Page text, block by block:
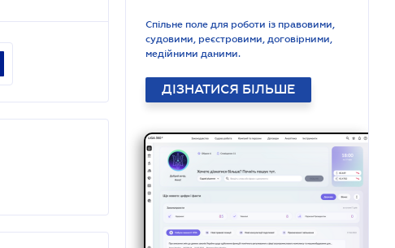
Спільне поле для роботи із правовими,
судовими, реєстровими, договірними,
медійними даними.
ДІЗНАТИСЯ БІЛЬШЕ